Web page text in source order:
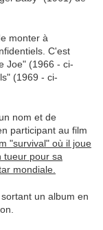
monter à
C'est
Joe" (1966 - ci-
(1969 - ci-
nom et de
participant au film
"survival" où il joue
tueur pour sa
mondiale.
un album en